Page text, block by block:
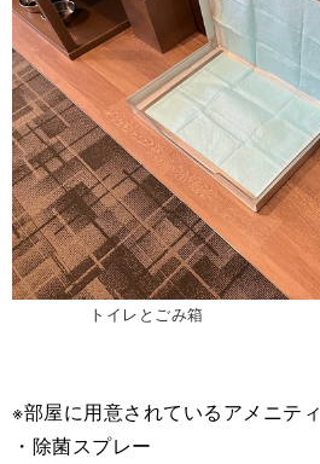
トイレとごみ箱
※部屋に用意されているアメニティ
・除菌スプレー